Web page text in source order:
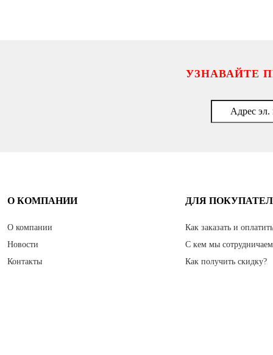
УЗНАВАЙТЕ
О КОМПАНИИ
О компании
Новости
Контакты
ДЛЯ
Как заказать и
С кем мы сотрудничаем
Как получить скидку?